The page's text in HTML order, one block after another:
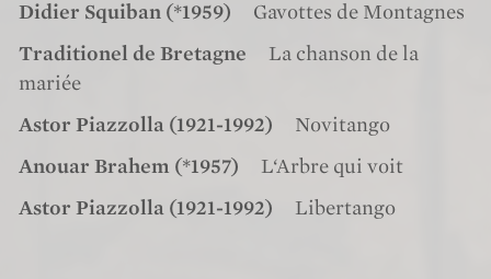
Didier Squiban (*1959) Gavottes de Montagnes
Traditionel de Bretagne La chanson de la
mariée
Astor Piazzolla (1921-1992) Novitango
Anouar Brahem (*1957) L‘Arbre qui voit
Astor Piazzolla (1921-1992) Libertango